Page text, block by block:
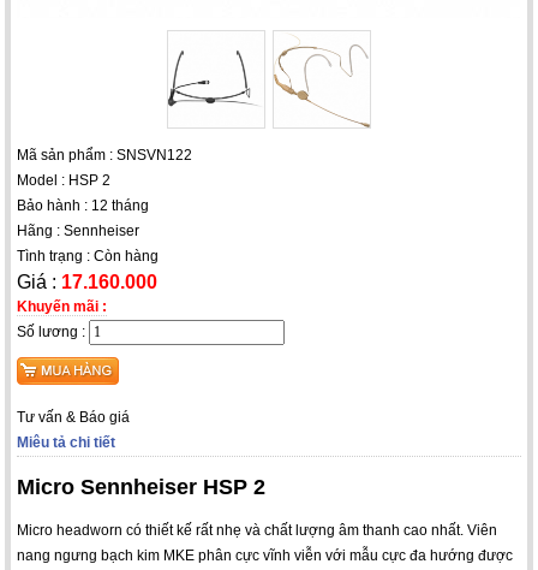
Mã sản phẩm : SNSVN122
Model : HSP 2
Bảo hành : 12 tháng
Hãng : Sennheiser
Tình trạng : Còn hàng
Giá : 17.160.000
Khuyến mãi :
Số lương :
Tư vấn & Báo giá
Miêu tả chi tiết
Micro Sennheiser HSP 2
Micro headworn có thiết kế rất nhẹ và chất lượng âm thanh cao nhất. Viên
nang ngưng bạch kim MKE phân cực vĩnh viễn với mẫu cực đa hướng được